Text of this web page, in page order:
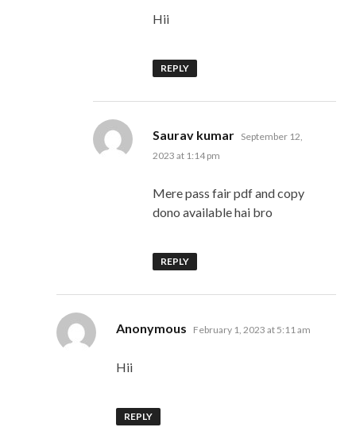
Hii
REPLY
Saurav kumar says:
September 12,
2023 at 1:14 pm
Mere pass fair pdf and copy
dono available hai bro
REPLY
Anonymous says:
February 1, 2023 at 5:11 am
Hii
REPLY